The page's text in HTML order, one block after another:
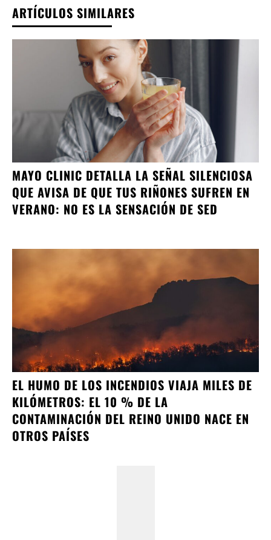
ARTÍCULOS SIMILARES
MAYO CLINIC DETALLA LA SEÑAL SILENCIOSA
QUE AVISA DE QUE TUS RIÑONES SUFREN EN
VERANO: NO ES LA SENSACIÓN DE SED
EL HUMO DE LOS INCENDIOS VIAJA MILES DE
KILÓMETROS: EL 10 % DE LA
CONTAMINACIÓN DEL REINO UNIDO NACE EN
OTROS PAÍSES